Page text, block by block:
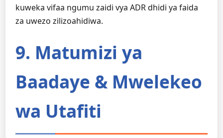
kuweka vifaa ngumu zaidi vya ADR dhidi ya faida
za uwezo zilizoahidiwa.
9. Matumizi ya
Baadaye & Mwelekeo
wa Utafiti